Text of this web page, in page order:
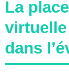
La
virtuelle
dans